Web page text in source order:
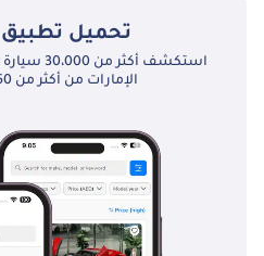
تحميل تطبيق
استكشف
الإمارات من أكثر من 350 وكيل معتمد.